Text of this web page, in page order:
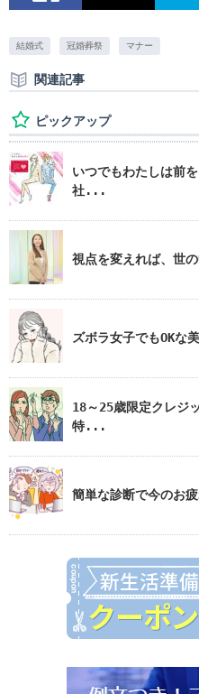
結婚式 冠婚葬祭 マナー
関連記事
ピックアップ
いつでもわたしは前
社...
視点を変えれば、世
ズボラ女子でもOKな
18～25歳限定クレジ
特...
簡単な診断で今のお